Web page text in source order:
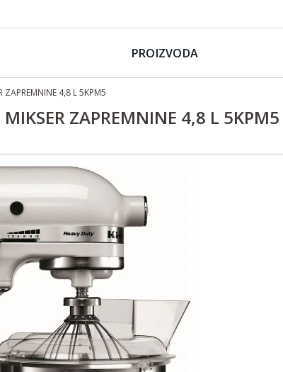
PROIZVODA
ZAPREMNINE 4,8 L 5KPM5
ZAPREMNINE 4,8 L 5KPM5